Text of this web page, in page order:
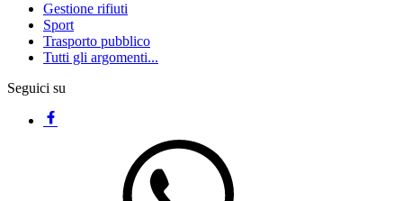
Gestione rifiuti
Sport
Trasporto pubblico
Tutti gli argomenti...
Seguici su